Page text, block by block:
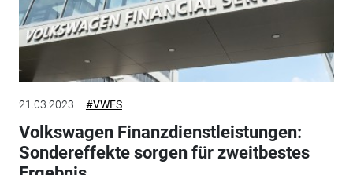
21.03.2023 #VWFS
Volkswagen Finanzdienstleistungen:
Sondereffekte sorgen für zweitbestes